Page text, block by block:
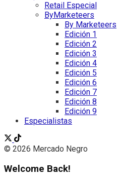
Retail Especial
ByMarketeers
By Marketeers
Edición 1
Edición 2
Edición 3
Edición 4
Edición 5
Edición 6
Edición 7
Edición 8
Edición 9
Especialistas
© 2026 Mercado Negro
Welcome Back!